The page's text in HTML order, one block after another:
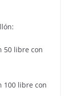
50 libre con
100 libre con